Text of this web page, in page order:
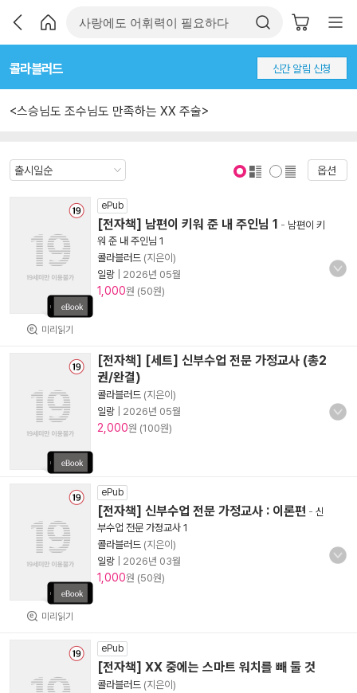
콜라블러드 신간 알림 신청
<스승님도 조수님도 만족하는 XX 주술>
옵션
미리읽기
ePub
[전자책] 남편이 키워 준 내 주인님 1 - 남편이 키
워 준 내 주인님 1
콜라블러드 (지은이)
일랑
2026년 05월
1,000원 (50원)
[전자책] [세트] 신부수업 전문 가정교사 (총2
권/완결)
콜라블러드 (지은이)
일랑
2026년 05월
2,000원 (100원)
미리읽기
ePub
[전자책] 신부수업 전문 가정교사 : 이론편 - 신
부수업 전문 가정교사 1
콜라블러드 (지은이)
일랑
2026년 03월
1,000원 (50원)
ePub
[전자책] XX 중에는 스마트 워치를 빼 둘 것
콜라블러드 (지은이)